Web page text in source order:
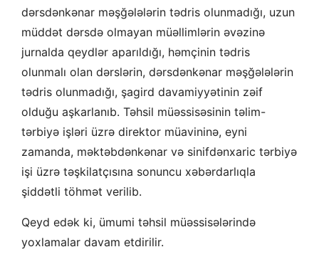
dərsdənkənar məşğələlərin tədris olunmadığı, uzun
müddət dərsdə olmayan müəllimlərin əvəzinə
jurnalda qeydlər aparıldığı, həmçinin tədris
olunmalı olan dərslərin, dərsdənkənar məşğələlərin
tədris olunmadığı, şagird davamiyyətinin zəif
olduğu aşkarlanıb. Təhsil müəssisəsinin təlim-
tərbiyə işləri üzrə direktor müavininə, eyni
zamanda, məktəbdənkənar və sinifdənxaric tərbiyə
işi üzrə təşkilatçısına sonuncu xəbərdarlıqla
şiddətli töhmət verilib.
Qeyd edək ki, ümumi təhsil müəssisələrində
yoxlamalar davam etdirilir.